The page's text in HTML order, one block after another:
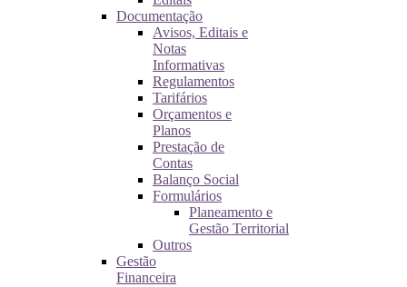
Documentação
Avisos, Editais e
Notas
Informativas
Regulamentos
Tarifários
Orçamentos e
Planos
Prestação de
Contas
Balanço Social
Formulários
Planeamento e
Gestão Territorial
Outros
Gestão
Financeira